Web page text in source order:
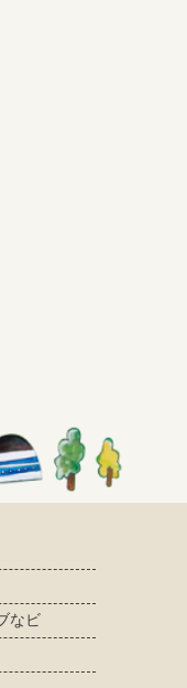
なビ